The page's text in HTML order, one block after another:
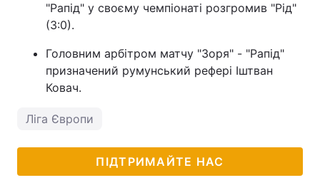
"Рапід" у своєму чемпіонаті розгромив "Рід"
(3:0).
Головним арбітром матчу "Зоря" - "Рапід"
призначений румунський рефері Іштван
Ковач.
Ліга Європи
ПІДТРИМАЙТЕ НАС